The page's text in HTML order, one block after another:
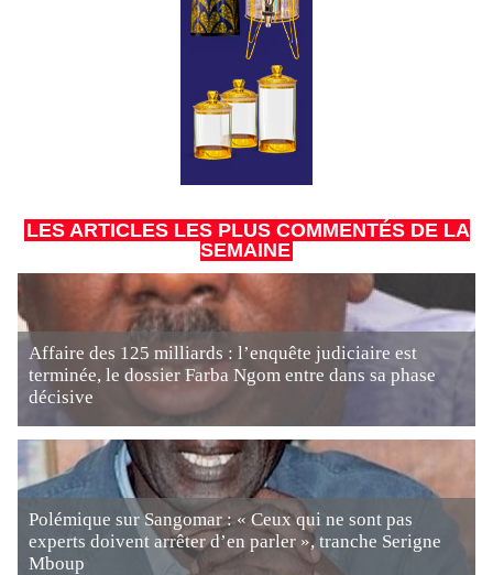
LES ARTICLES LES PLUS COMMENTÉS DE LA
SEMAINE
Affaire des 125 milliards : l’enquête judiciaire est
terminée, le dossier Farba Ngom entre dans sa phase
décisive
Polémique sur Sangomar : « Ceux qui ne sont pas
experts doivent arrêter d’en parler », tranche Serigne
Mboup